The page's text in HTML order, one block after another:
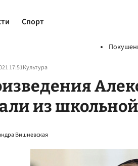
Спорт
17:51Культура
из
Вишневская